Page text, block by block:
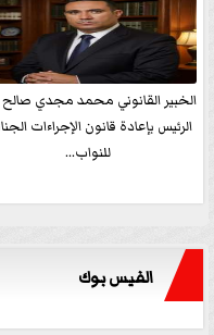
الخبير القانوني محمد مجدي صالح
الرئيس بإعادة قانون الإجراءات
للنواب...
الفيس بوك